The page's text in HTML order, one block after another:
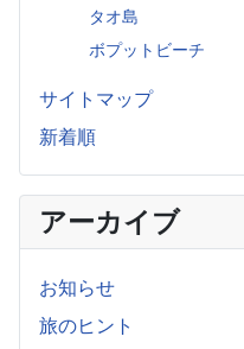
タオ島
ボプットビーチ
サイトマップ
新着順
アーカイブ
お知らせ
旅のヒント